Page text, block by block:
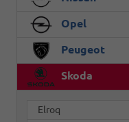
Opel
Peugeot
Skoda
Elroq